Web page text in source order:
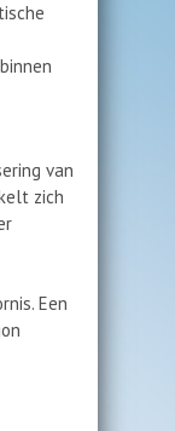
van
zich
Een